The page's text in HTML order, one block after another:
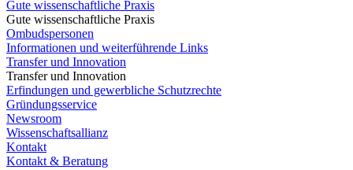
Gute wissenschaftliche Praxis
Gute wissenschaftliche Praxis
Ombudspersonen
Informationen und weiterführende Links
Transfer und Innovation
Transfer und Innovation
Erfindungen und gewerbliche Schutzrechte
Gründungsservice
Newsroom
Wissenschaftsallianz
Kontakt
Kontakt & Beratung